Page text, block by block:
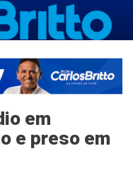
em
e preso em